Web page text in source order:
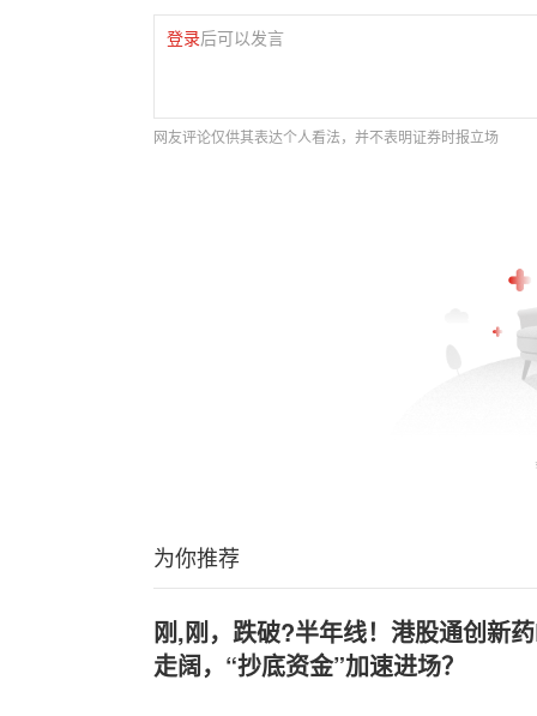
登录后可以发言
网友评论仅供其表达个人看法，并不表明证券时报立场
为你推荐
刚,刚，跌破?半年线！港股通创新
走阔，“抄底资金”加速进场？